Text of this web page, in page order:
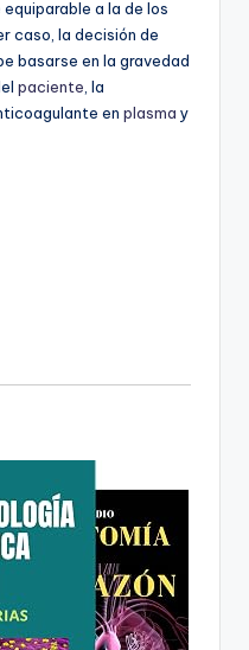
a la de los
caso, la decisión de
basarse en la gravedad
paciente , la
en plasma y